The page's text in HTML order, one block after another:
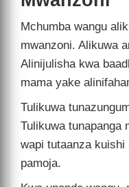
Mchumba wangu
mwanzoni. Alikuwa
Alinijulisha kwa
mama yake
Tulikuwa
Tulikuwa tunapanga
wapi tutaanza
pamoja.